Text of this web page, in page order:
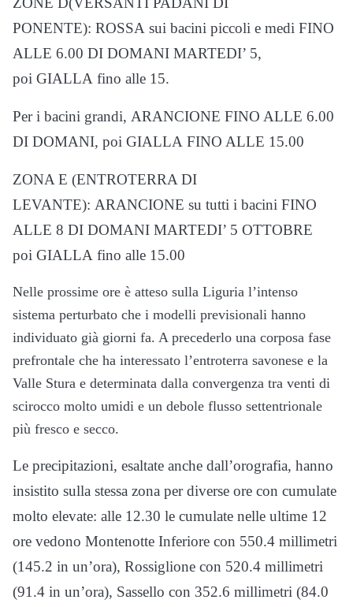
PONENTE): ROSSA sui bacini piccoli e medi FINO
ALLE 6.00 DI DOMANI MARTEDI’ 5,
poi GIALLA fino alle 15.
Per i bacini grandi, ARANCIONE FINO ALLE 6.00
DI DOMANI, poi GIALLA FINO ALLE 15.00
ZONA E (ENTROTERRA DI
LEVANTE): ARANCIONE su tutti i bacini FINO
ALLE 8 DI DOMANI MARTEDI’ 5 OTTOBRE
poi GIALLA fino alle 15.00
Nelle prossime ore è atteso sulla Liguria l’intenso
sistema perturbato che i modelli previsionali hanno
individuato già giorni fa. A precederlo una corposa fase
prefrontale che ha interessato l’entroterra savonese e la
Valle Stura e determinata dalla convergenza tra venti di
scirocco molto umidi e un debole flusso settentrionale
più fresco e secco.
Le precipitazioni, esaltate anche dall’orografia, hanno
insistito sulla stessa zona per diverse ore con cumulate
molto elevate: alle 12.30 le cumulate nelle ultime 12
ore vedono Montenotte Inferiore con 550.4 millimetri
(145.2 in un’ora), Rossiglione con 520.4 millimetri
(91.4 in un’ora), Sassello con 352.6 millimetri (84.0